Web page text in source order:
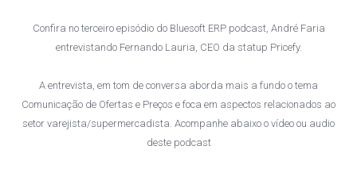
Confira no terceiro episódio do Bluesoft ERP podcast, André Faria
entrevistando Fernando Lauria, CEO da statup Pricefy.
A entrevista, em tom de conversa aborda mais a fundo o tema
Comunicação de Ofertas e Preços e foca em aspectos relacionados ao
setor varejista/supermercadista. Acompanhe abaixo o vídeo ou audio
deste podcast